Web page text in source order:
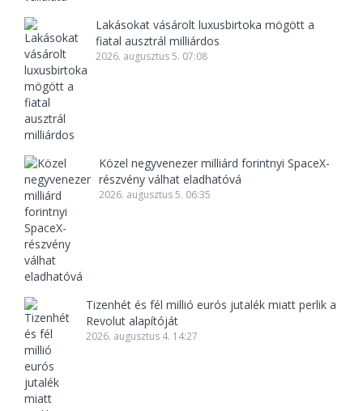
Lakásokat vásárolt luxusbirtoka mögött a
fiatal ausztrál milliárdos
2026. augusztus 5. 07:08
Közel negyvenezer milliárd forintnyi SpaceX-
részvény válhat eladhatóvá
2026. augusztus 5. 06:35
Tizenhét és fél millió eurós jutalék miatt perlik a
Revolut alapítóját
2026. augusztus 4. 14:27